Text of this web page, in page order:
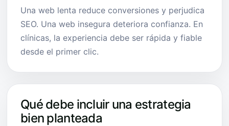
Una web lenta reduce conversiones y perjudica
SEO. Una web insegura deteriora confianza. En
clínicas, la experiencia debe ser rápida y fiable
desde el primer clic.
Qué debe incluir una estrategia
bien planteada